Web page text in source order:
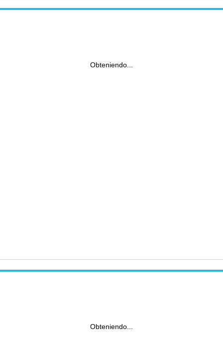
Obteniendo...
Obteniendo...